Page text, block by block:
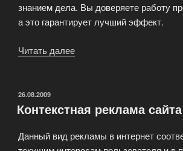
знанием дела. Вы доверяете работу
а это гарантирует лучший эффект.
Читать далее
«под
ОПУБЛИКОВАНО
26.08.2009
Контекстная реклама сайта
Данный вид рекламы в интернет